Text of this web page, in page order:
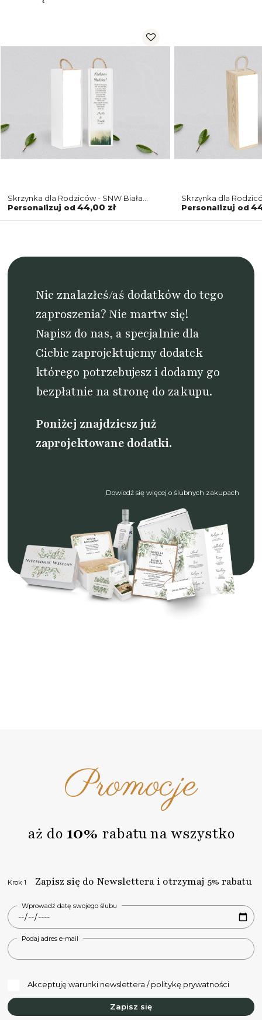
Skrzynka dla Rodziców - SNW Biała
Forest - Motyw 1
Personalizuj od 44,00 zł
Skrzynka dla
Forest - Motyw 1
Personalizuj od
Nie znalazłeś/aś dodatków do tego
zaproszenia? Nie martw się!
Napisz do nas, a specjalnie dla
Ciebie zaprojektujemy dodatek
którego potrzebujesz i dodamy go
bezpłatnie na stronę do zakupu.
Poniżej znajdziesz już
zaprojektowane dodatki.
Dowiedź się więcej o ślubnych zakupach
Promocje
aż do 10% rabatu na wszystko
Krok 1 Zapisz się do Newslettera i otrzymaj 5% rabatu
Wprowadź datę swojego ślubu
Podaj adres e-mail
Akceptuję warunki newslettera / politykę prywatności
Zapisz się